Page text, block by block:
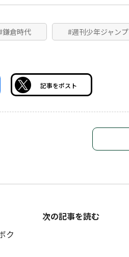
鎌倉時代 #週刊少年ジャンプ
記事をポスト
ク
次の記事を読む